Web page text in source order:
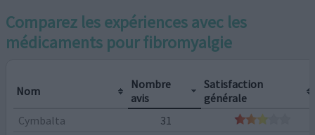
Comparez les expériences avec les
médicaments pourfibromyalgie
Nom
Nombre
avis
Satisfaction
générale
Cymbalta
31